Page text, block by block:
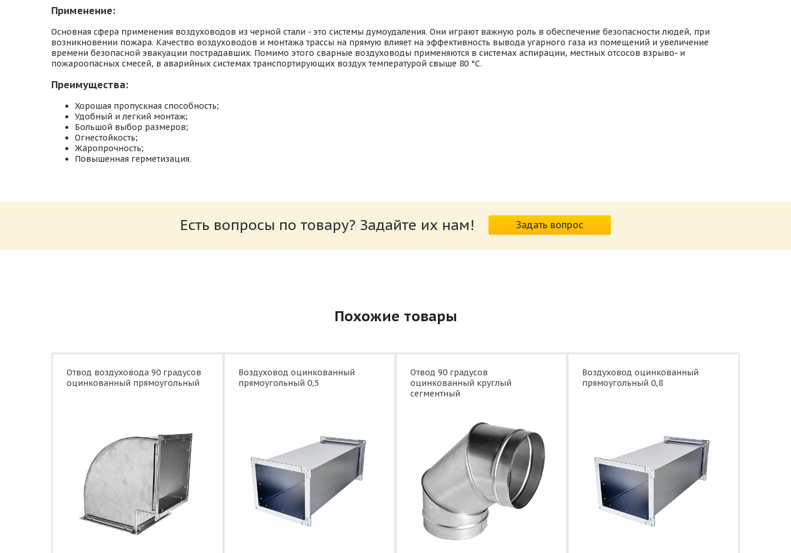
Применение:
Основная сфера применения воздуховодов из черной стали - это системы думоудаления. Они играют важную роль в обеспечение безопасности людей, при
возникновении пожара. Качество воздуховодов и монтажа трассы на прямую влияет на эффективность вывода угарного газа из помещений и увеличение
времени безопасной эвакуации пострадавших. Помимо этого сварные воздуховоды применяются в системах аспирации, местных отсосов взрыво- и
пожароопасных смесей, в аварийных системах транспортирующих воздух температурой свыше 80 °C.
Преимущества:
Хорошая пропускная способность;
Удобный и легкий монтаж;
Большой выбор размеров;
Огнестойкость;
Жаропрочность;
Повышенная герметизация.
Размер: 860.54 Кб
Есть вопросы по товару? Задайте их нам! Задать вопрос
Похожие товары
Отвод воздуховода 90 градусов
оцинкованный прямоугольный
Воздуховод оцинкованный
прямоугольный 0,5
Отвод 90 градусов
оцинкованный круглый
сегментный
Воздуховод оцинкованный
прямоугольный 0,8